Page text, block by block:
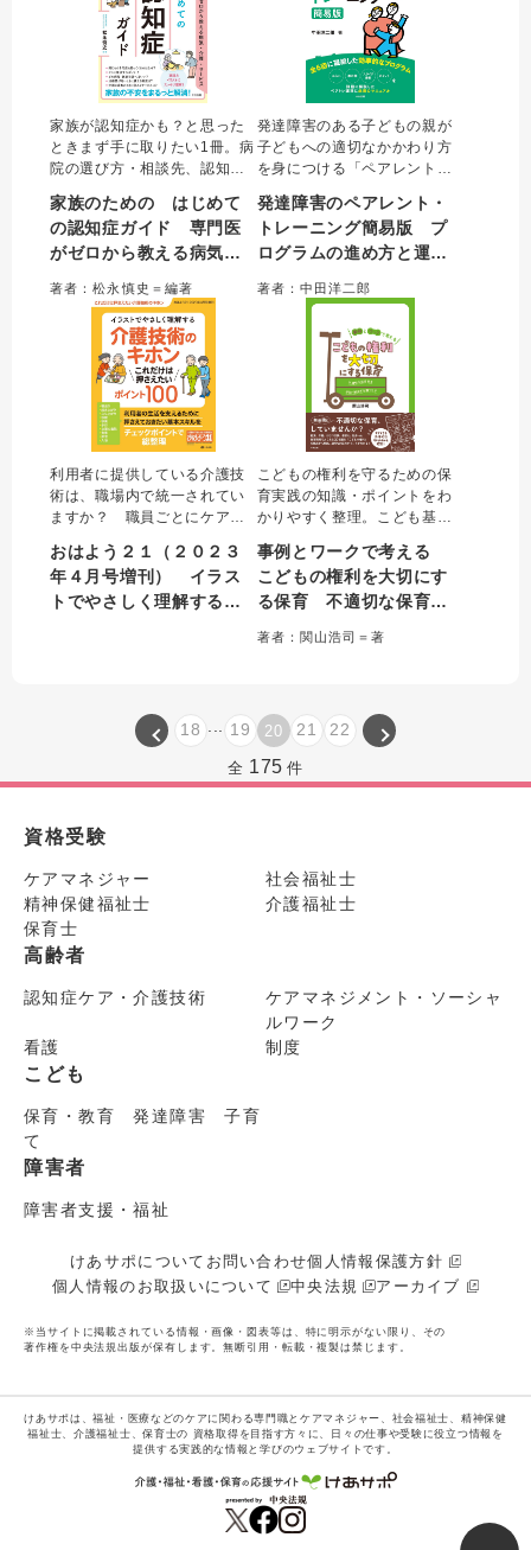
家族が認知症かも？と思った
ときまず手に取りたい1冊。病
院の選び方・相談先、認知症
わり方、介護保険サービスの
種類・使い方、活用できる制
度、死亡後の手続きまでフル
い認知症専門医が対話形式で
やさしく解説する。
家族のための はじめて
の認知症ガイド 専門医
がゼロから教える病気・
著者：松永慎史＝編著
発達障害のある子どもの親が
子どもへの適切なかかわり方
を身につける「ペアレント・
実践するためのマニュアル。
通常全10回のプログラムを全
6回に凝縮し、ADHDだけでな
内容へと改良。詳細な進め方
発達障害のペアレント・
トレーニング簡易版 プ
ログラムの進め方と運営
著者：中田洋二郎
利用者に提供している介護技
術は、職場内で統一されてい
ますか？ 職員ごとにケア方
し不安に感じることもありま
す。本増刊号では、職場全体
で質の向上を図るために、さ
おはよう２１（２０２３
年４月号増刊） イラス
トでやさしく理解する介
こどもの権利を守るための保
育実践の知識・ポイントをわ
かりやすく整理。こども基本
令をやさしく解説し、「給
食」「午睡」「トイレ」など
の身近な場面を通して、こど
人・園としての取り組みを具
事例とワークで考える
こどもの権利を大切にす
る保育 不適切な保育等
り
著者：関山浩司＝著
18 19 20 21 22
全 175 件
資格受験
ケアマネジャー
社会福祉士
精神保健福祉士
介護福祉士
保育士
高齢者
認知症ケア・介護技術
ケアマネジメント・ソーシャ
ルワーク
看護
制度
こども
保育・教育 発達障害 子育
て
障害者
障害者支援・福祉
けあサポについて お問い合わせ個人情報保護方針
個人情報のお取扱いについて
中央法規 アーカイブ
※当サイトに掲載されている情報・画像・図表等は、特に明示がない限り、その
著作権を中央法規出版が保有します。無断引用・転載・複製は禁じます。
けあサポは、福祉・医療などのケアに関わる専門職とケアマネジャー、社会福祉士、精神保健
福祉士、介護福祉士、保育士の 資格取得を目指す方々に、日々の仕事や受験に役立つ情報を
提供する実践的な情報と学びのウェブサイトです。